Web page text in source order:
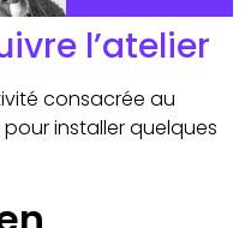
l’atelier
consacrée au
installer quelques